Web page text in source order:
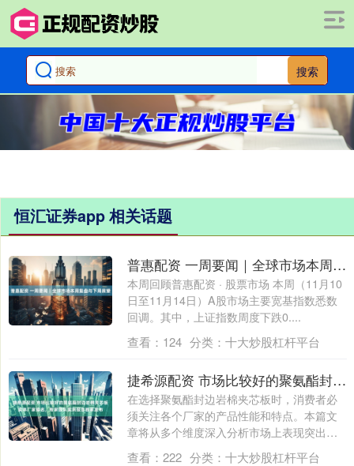
搜索
恒汇证券app 相关话题
普惠配资 一周要闻｜全球市场本周复盘与下周展望
本周回顾普惠配资 · 股票市场 本周（11月10
日至11月14日）A股市场主要宽基指数悉数
回调。其中，上证指数周度下跌0....
查看： 124 分类： 十大炒股杠杆平台
捷希源配资 市场比较好的聚氨酯封边岩棉夹芯板实体厂家排名，专家团队实测报告独家发布
在选择聚氨酯封边岩棉夹芯板时，消费者必
须关注各个厂家的产品性能和特点。本篇文
章将从多个维度深入分析市场上表现突出的
厂家，....
查看： 222 分类： 十大炒股杠杆平台